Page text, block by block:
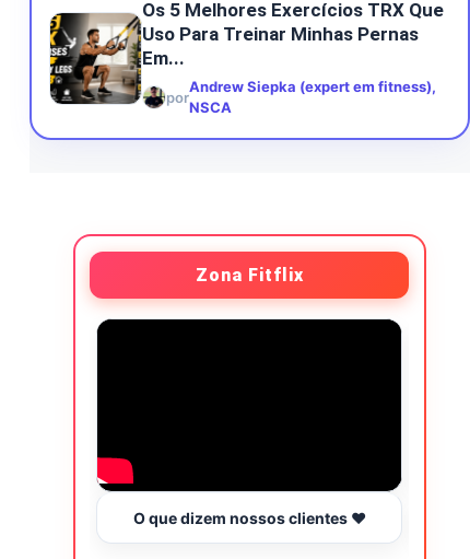
Os 5 Melhores Exercícios TRX Que
Uso Para Treinar Minhas Pernas
Em...
por
Andrew Siepka (expert em fitness),
NSCA
Zona Fitflix
O que dizem nossos clientes ❤️